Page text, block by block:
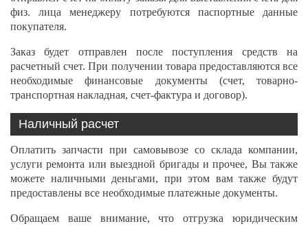
физ. лица менеджеру потребуются паспортные данные
покупателя.
Заказ будет отправлен после поступления средств на
расчетный счет. При получении товара предоставляются все
необходимые финансовые документы (счет, товарно-
транспортная накладная, счет-фактура и договор).
Наличный расчет
Оплатить запчасти при самовывозе со склада компании,
услуги ремонта или выездной бригады и прочее, Вы также
можете наличными деньгами, при этом вам также будут
предоставлены все необходимые платежные документы.
Обращаем ваше внимание, что отгрузка юридическим